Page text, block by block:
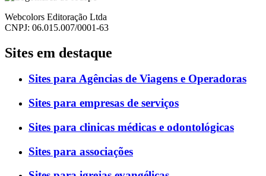
Webcolors Editoração Ltda
CNPJ: 06.015.007/0001-63
Sites em destaque
Sites para Agências de Viagens e Operadoras
Sites para empresas de serviços
Sites para clinicas médicas e odontológicas
Sites para associações